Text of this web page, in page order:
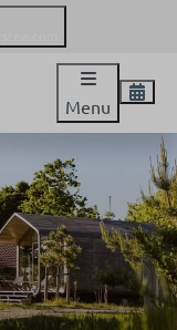
Menu